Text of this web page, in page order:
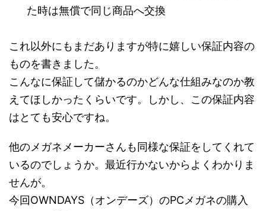
た時は無償で同じ商品へ交換
これ以外にもまだありますが特に嬉しい保証内容の
ものを書きました。
こんなに保証して儲かるのかどんな仕組みなのか教
えてほしかったくらいです。しかし、この保証内容
はとても安心ですね。
他のメガネメーカーさんも同様な保証をしてくれて
いるのでしょうか。最近行かないからよくわかりま
せんが。
今回OWNDAYS（オンデーズ）のPCメガネの購入